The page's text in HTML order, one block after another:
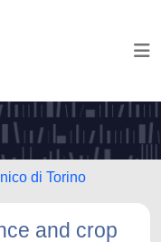
di Torino
and crop